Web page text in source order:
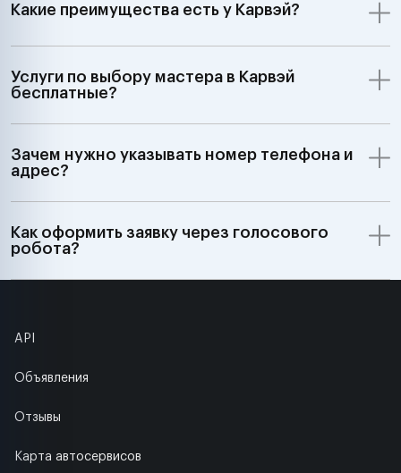
Какие преимущества есть у Карвэй?
Услуги по выбору мастера в Карвэй
бесплатные?
Зачем нужно указывать номер телефона и
адрес?
Как оформить заявку через голосового
робота?
API
Объявления
Отзывы
Карта автосервисов